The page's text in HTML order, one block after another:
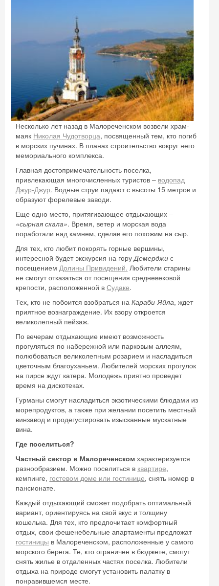
Несколько лет назад в Малореченском возвели храм-
маяк Николая Чудотворца, посвященный тем, кто погиб
в морских пучинах. В планах строительство вокруг него
мемориального комплекса.
Главная достопримечательность поселка,
привлекающая многочисленных туристов – водопад
Джур-Джур. Водные струи падают с высоты 15 метров и
образуют форелевые заводи.
Еще одно место, притягивающее отдыхающих –
«сырная скала». Время, ветер и морская вода
поработали над камнем, сделав его похожим на сыр.
Для тех, кто любит покорять горные вершины,
интересной будет экскурсия на гору Демерджи с
посещением Долины Привидений. Любители старины
не смогут отказаться от посещения средневековой
крепости, расположенной в Судаке.
Тех, кто не побоится взобраться на Караби-Яйла, ждет
приятное вознаграждение. Их взору откроется
великолепный пейзаж.
По вечерам отдыхающие имеют возможность
прогуляться по набережной или парковым аллеям,
полюбоваться великолепным розарием и насладиться
цветочным благоуханьем. Любителей морских прогулок
на пирсе ждут катера. Молодежь приятно проведет
время на дискотеках.
Гурманы смогут насладиться экзотическими блюдами из
морепродуктов, а также при желании посетить местный
винзавод и продегустировать изысканные мускатные
вина.
Где поселиться?
Частный сектор в Малореченском характеризуется
разнообразием. Можно поселиться в квартире,
кемпинге, гостевом доме или гостинице, снять номер в
пансионате.
Каждый отдыхающий сможет подобрать оптимальный
вариант, ориентируясь на свой вкус и толщину
кошелька. Для тех, кто предпочитает комфортный
отдых, свои фешенебельные апартаменты предложат
гостиницы в Малореченском, расположенные у самого
морского берега. Те, кто ограничен в бюджете, смогут
снять жилье в отдаленных частях поселка. Любители
отдыха на природе смогут установить палатку в
понравившемся месте.
Скидка −5%
Хочешь дешевле? Оставь почту и получи
промокод на первое бронирование!